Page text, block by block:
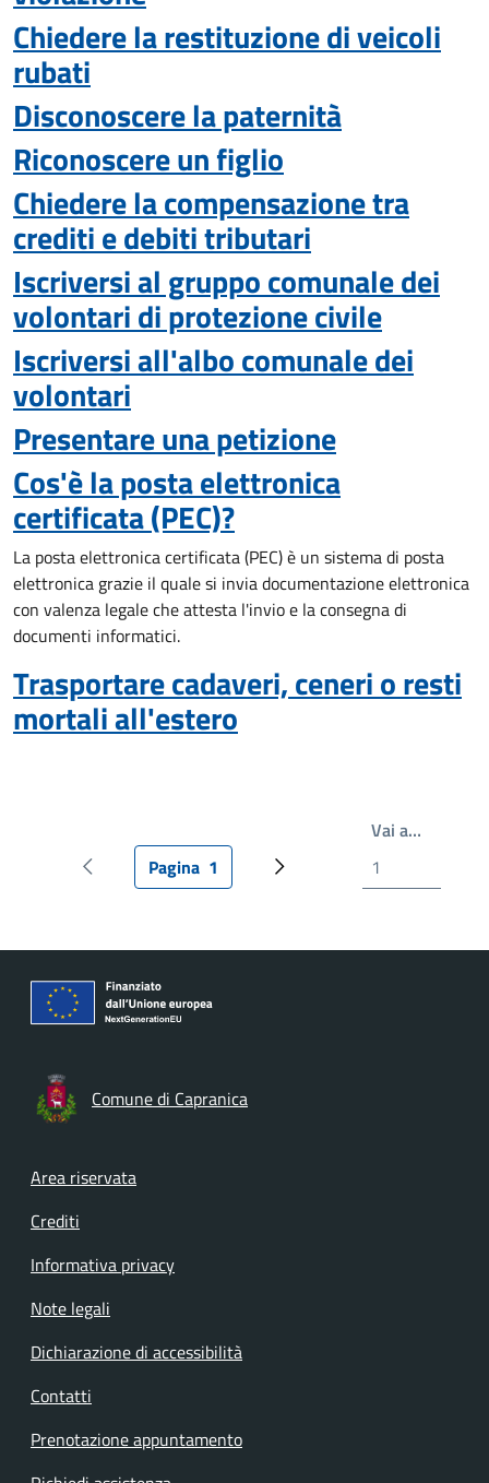
Chiedere la restituzione di veicoli
rubati
Disconoscere la paternità
Riconoscere un figlio
Chiedere la compensazione tra
crediti e debiti tributari
Iscriversi al gruppo comunale dei
volontari di protezione civile
Iscriversi all'albo comunale dei
volontari
Presentare una petizione
Cos'è la posta elettronica
certificata (PEC)?
La posta elettronica certificata (PEC) è un sistema di posta
elettronica grazie il quale si invia documentazione elettronica
con valenza legale che attesta l'invio e la consegna di
documenti informatici.
Trasportare cadaveri, ceneri o resti
mortali all'estero
Pagina precedentePagina attuale
Pagina 1 Prossima pagina
Vai a…
Comune di Capranica
Footer menu
Area riservata
Crediti
Informativa privacy
Note legali
Dichiarazione di accessibilità
Contatti
Prenotazione appuntamento